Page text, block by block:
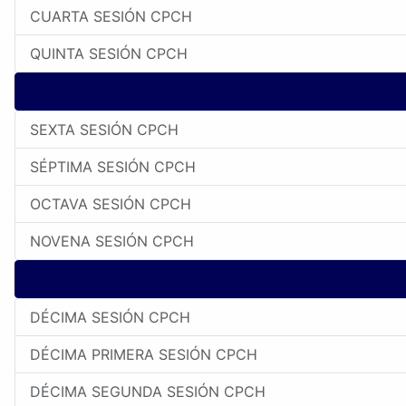
CUARTA SESIÓN CPCH
QUINTA SESIÓN CPCH
SEXTA SESIÓN CPCH
SÉPTIMA SESIÓN CPCH
OCTAVA SESIÓN CPCH
NOVENA SESIÓN CPCH
DÉCIMA SESIÓN CPCH
DÉCIMA PRIMERA SESIÓN CPCH
DÉCIMA SEGUNDA SESIÓN CPCH